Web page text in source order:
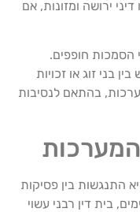
ירושה ומזונות, אם
חופפים.
בני זוג או זכויות
בהתאם לנסיבות
המערכות
התנגשות בין פסיקות
בית דין רבני עשוי